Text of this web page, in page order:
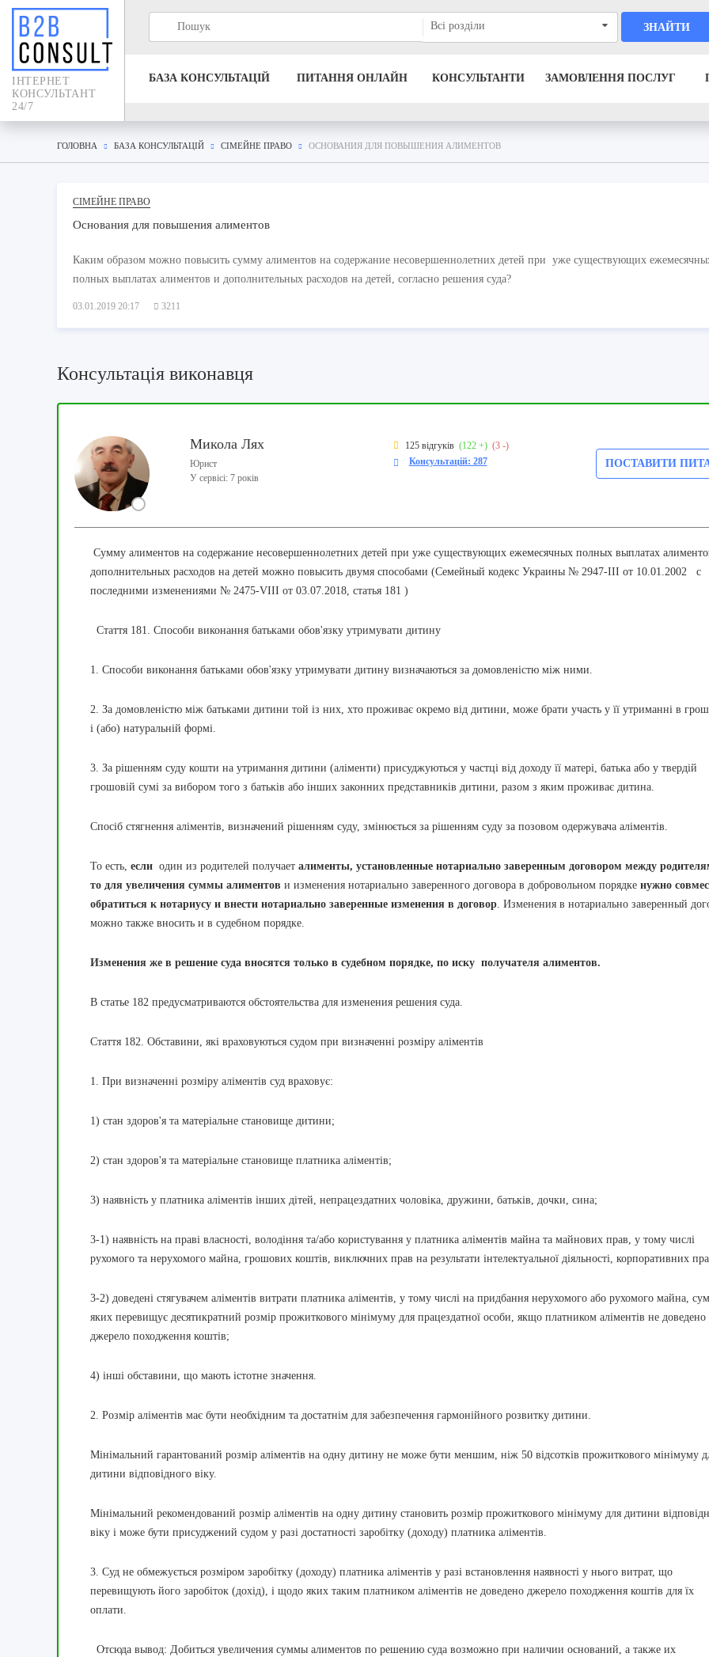
IНТЕРНЕТ
КОНСУЛЬТАНТ
24/7
Всі розділи ЗНАЙТИ
БАЗА КОНСУЛЬТАЦIЙ ПИТАННЯ ОНЛАЙН КОНСУЛЬТАНТИ ЗАМОВЛЕННЯ ПОСЛУГ
ГОЛОВНА БАЗА КОНСУЛЬТАЦIЙ СІМЕЙНЕ ПРАВО ОСНОВАНИЯ ДЛЯ ПОВЫШЕНИЯ АЛИМЕНТОВ
СІМЕЙНЕ ПРАВО
Основания для повышения алиментов
Каким образом можно повысить сумму алиментов на содержание несовершеннолетних детей при уже существующих
полных выплатах алиментов и дополнительных расходов на детей, согласно решения суда?
03.01.2019 20:17 3211
Консультація виконавця
Микола Лях
Юрист
У сервісі: 7 років
125 відгуків (122 +) (3 -)
Консультацій: 287
ПОСТАВИТИ
Сумму алиментов на содержание несовершеннолетних детей при уже существующих ежемесячных полных выплатах
дополнительных расходов на детей можно повысить двумя способами (Семейный кодекс Украины № 2947-III от 10.01.2002 с
последними изменениями № 2475-VIII от 03.07.2018, статья 181 )
Стаття 181. Способи виконання батьками обов'язку утримувати дитину
1. Способи виконання батьками обов'язку утримувати дитину визначаються за домовленістю між ними.
2. За домовленістю між батьками дитини той із них, хто проживає окремо від дитини, може брати участь у її утриманні в
і (або) натуральній формі.
3. За рішенням суду кошти на утримання дитини (аліменти) присуджуються у частці від доходу її матері, батька або у твердій
грошовій сумі за вибором того з батьків або інших законних представників дитини, разом з яким проживає дитина.
Спосіб стягнення аліментів, визначений рішенням суду, змінюється за рішенням суду за позовом одержувача аліментів.
То есть, если один из родителей получает алименты, установленные нотариально заверенным договором между
то для увеличения суммы алиментов и изменения нотариально заверенного договора в добровольном порядке нужно
обратиться к нотариусу и внести нотариально заверенные изменения в договор. Изменения в нотариально заверенный
можно также вносить и в судебном порядке.
Изменения же в решение суда вносятся только в судебном порядке, по иску получателя алиментов.
В статье 182 предусматриваются обстоятельства для изменения решения суда.
Стаття 182. Обставини, які враховуються судом при визначенні розміру аліментів
1. При визначенні розміру аліментів суд враховує:
1) стан здоров'я та матеріальне становище дитини;
2) стан здоров'я та матеріальне становище платника аліментів;
3) наявність у платника аліментів інших дітей, непрацездатних чоловіка, дружини, батьків, дочки, сина;
3-1) наявність на праві власності, володіння та/або користування у платника аліментів майна та майнових прав, у тому числі
рухомого та нерухомого майна, грошових коштів, виключних прав на результати інтелектуальної діяльності, корпоративних
3-2) доведені стягувачем аліментів витрати платника аліментів, у тому числі на придбання нерухомого або рухомого майна,
яких перевищує десятикратний розмір прожиткового мінімуму для працездатної особи, якщо платником аліментів не доведено
джерело походження коштів;
4) інші обставини, що мають істотне значення.
2. Розмір аліментів має бути необхідним та достатнім для забезпечення гармонійного розвитку дитини.
Мінімальний гарантований розмір аліментів на одну дитину не може бути меншим, ніж 50 відсотків прожиткового мінімуму
дитини відповідного віку.
Мінімальний рекомендований розмір аліментів на одну дитину становить розмір прожиткового мінімуму для дитини
віку і може бути присуджений судом у разі достатності заробітку (доходу) платника аліментів.
3. Суд не обмежується розміром заробітку (доходу) платника аліментів у разі встановлення наявності у нього витрат, що
перевищують його заробіток (дохід), і щодо яких таким платником аліментів не доведено джерело походження коштів для їх
оплати.
Отсюда вывод: Добиться увеличения суммы алиментов по решению суда возможно при наличии оснований, а также их